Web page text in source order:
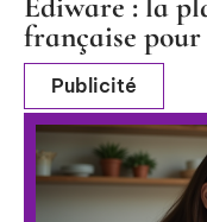
française
Publicité